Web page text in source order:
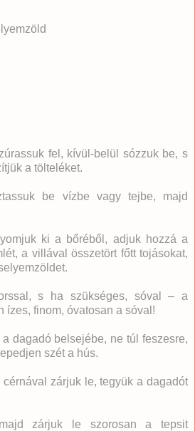
fel, kívül-belül sózzuk be, s
a tölteléket.
be vízbe vagy tejbe, majd
ki a bőréből, adjuk hozzá a
a villával összetört főtt tojásokat,
s ha szükséges, sóval – a
ízes, finom, óvatosan a sóval!
dagadó belsejébe, ne túl feszesre,
szét a hús.
zárjuk le, tegyük a dagadót
zárjuk le szorosan a tepsit